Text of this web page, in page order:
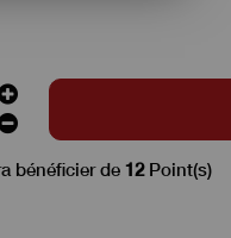
bénéficier de 12Point(s)